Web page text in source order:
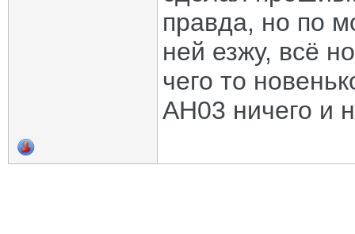
правда, но по
ней езжу, всё
чего то
AH03 ничего и